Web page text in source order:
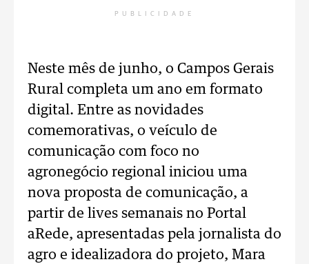
PUBLICIDADE
Neste mês de junho, o Campos Gerais
Rural completa um ano em formato
digital. Entre as novidades
comemorativas, o veículo de
comunicação com foco no
agronegócio regional iniciou uma
nova proposta de comunicação, a
partir de lives semanais no Portal
aRede, apresentadas pela jornalista do
agro e idealizadora do projeto, Mara